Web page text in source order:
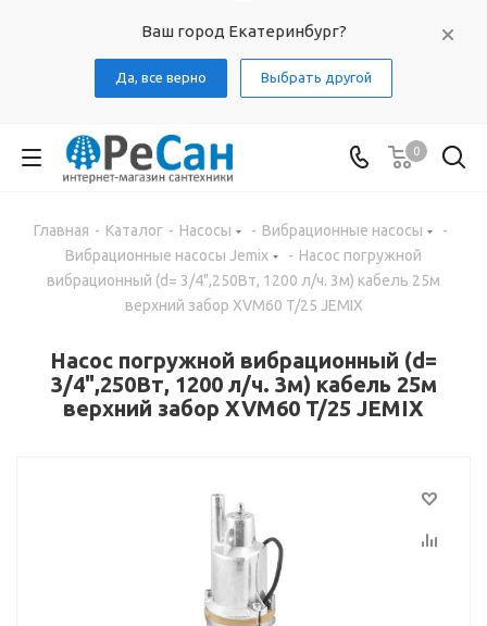
Ваш город Екатеринбург?
Да, все верно Выбрать другой
0
Главная - Каталог - Насосы - Вибрационные насосы
-
Вибрационные насосы Jemix
- Насос погружной
вибрационный (d= 3/4",250Вт, 1200 л/ч. 3м) кабель 25м
верхний забор XVM60 T/25 JEMIX
Насос погружной вибрационный (d=
3/4",250Вт, 1200 л/ч. 3м) кабель 25м
верхний забор XVM60 T/25 JEMIX